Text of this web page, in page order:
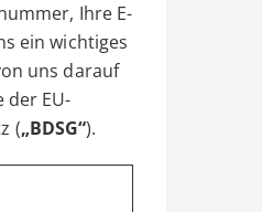
Ihre E-
ein wichtiges
uns darauf
der EU-
(„BDSG“).